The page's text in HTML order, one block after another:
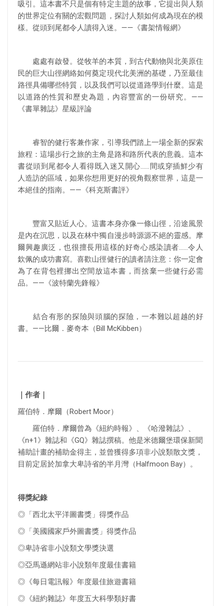
吸引。這本書不只是個有特定主題的故事，它提出與人類
的世界定位有關的宏觀問題，探討人類如何成為現在的模
樣。從頭到尾都令人讀得入迷。——《書架情報網》
處處有啟發。從牧羊的本質，到古代動物與北美原住
民的巨大山徑網絡如何奠定現代北美洲的基礎，乃至最佳
路徑具備哪些特質，以及我們可以從道路學到什麼。這是
以道路的性質和歷史為題，內容豐富的一份研究。——
《書單雜誌》星級評論
睿智的健行客兼作家，引導我們踏上一場全新的探索
旅程：這場步行之旅的主角是路和路所代表的意義。這本
書從頭到尾都令人看得既入迷又開心……間或穿插鮮少有
人造訪的區域，如果你想用更好的視角觀察世界，這是一
本絕佳的指南。——《科克斯書評》
豐富又貼近人心。這書本身亦像一條山徑，沿途風景
是內在沉思，以及在林中獨自漫步時源源不絕的靈感。摩
爾興趣廣泛，也很擅長用這樣的好奇心感染讀者……令人
欽佩的成功書寫。喜歡山徑健行的讀者請注意：你一定會
為了在背包裡挪出空間放這本書，而捨棄一些健行必需
品。——《波特蘭先鋒報》
結合有形的探險與頭腦的探險，一本難以超越的好
書。——比爾．麥奇本（Bill McKibben）
｜作者｜
羅伯特．摩爾（Robert Moor）
羅伯特．摩爾曾為《紐約時報》、《哈潑雜誌》、
《n+1》雜誌和《GQ》雜誌撰稿。他是米德爾堡環保新聞
補助計畫的補助金得主，並曾獲得多項非小說類散文獎，
目前定居於加拿大卑詩省的半月灣（Halfmoon Bay）。
得獎紀錄
◎「西北太平洋圖書獎」得獎作品
◎「美國國家戶外圖書獎」得獎作品
◎卑詩省非小說類文學獎決選
◎亞馬遜網站非小說類年度最佳書籍
◎《每日電訊報》年度最佳旅遊書籍
◎《紐約雜誌》年度五大科學類好書